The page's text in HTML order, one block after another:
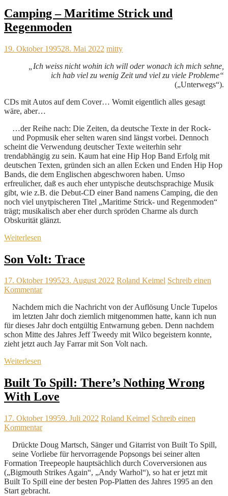
Camping – Maritime Strick und
Regenmoden
19. Oktober 199528. Mai 2022 mitty
„Ich weiss nicht wohin ich will oder wonach ich mich sehne,
ich hab viel zu wenig Zeit und viel zu viele Probleme“
(„Unterwegs“).
CDs mit Autos auf dem Cover… Womit eigentlich alles gesagt
wäre, aber…
…der Reihe nach: Die Zeiten, da deutsche Texte in der Rock-
und Popmusik eher selten waren sind längst vorbei. Dennoch
scheint die Verwendung deutscher Texte weiterhin sehr
trendabhängig zu sein. Kaum hat eine Hip Hop Band Erfolg mit
deutschen Texten, gründen sich an allen Ecken und Enden Hip Hop
Bands, die dem Englischen abgeschworen haben. Umso
erfreulicher, daß es auch eher untypische deutschsprachige Musik
gibt, wie z.B. die Debut-CD einer Band namens Camping, die den
noch viel unytpischeren Titel „Maritime Strick- und Regenmoden“
trägt; musikalisch aber eher durch spröden Charme als durch
Obskurität glänzt.
Weiterlesen
Son Volt: Trace
17. Oktober 199523. August 2022 Roland Keimel Schreib einen
Kommentar
Nachdem mich die Nachricht von der Auflösung Uncle Tupelos
im letzten Jahr doch ziemlich mitgenommen hatte, kann ich nun
für dieses Jahr doch entgültig Entwarnung geben. Denn nachdem
schon Mitte des Jahres Jeff Tweedy mit Wilco begeistern konnte,
zieht jetzt auch Jay Farrar mit Son Volt nach.
Weiterlesen
Built To Spill: There’s Nothing Wrong
With Love
17. Oktober 19959. Juli 2022 Roland Keimel Schreib einen
Kommentar
Drückte Doug Martsch, Sänger und Gitarrist von Built To Spill,
seine Vorliebe für hervorragende Popsongs bei seiner alten
Formation Treepeople hauptsächlich durch Coverversionen aus
(„Bigmouth Strikes Again“, „Andy Warhol“), so hat er jetzt mit
Built To Spill eine der besten Pop-Platten des Jahres 1995 an den
Start gebracht.